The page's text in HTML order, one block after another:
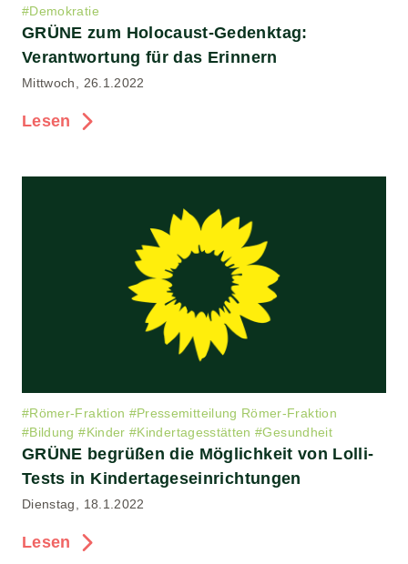
#Demokratie
GRÜNE zum Holocaust-Gedenktag:
Verantwortung für das Erinnern
Mittwoch, 26.1.2022
Lesen
#Römer-Fraktion #Pressemitteilung Römer-Fraktion
#Bildung #Kinder #Kindertagesstätten #Gesundheit
GRÜNE begrüßen die Möglichkeit von Lolli-
Tests in Kindertageseinrichtungen
Dienstag, 18.1.2022
Lesen